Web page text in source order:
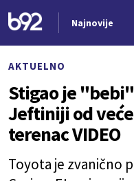
Najnovije
AKTUELNO
Stigao je
Jeftiniji od
terenac VIDEO
Toyota je zvanično